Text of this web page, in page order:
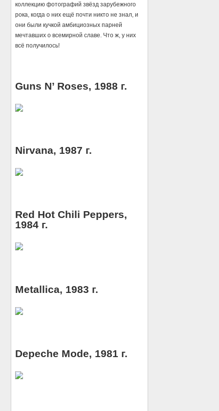
коллекцию фотографий звёзд зарубежного
рока, когда о них ещё почти никто не знал, и
они были кучкой амбициозных парней
мечтавших о всемирной славе. Что ж, у них
всё получилось!
Guns N’ Roses, 1988 г.
Nirvana, 1987 г.
Red Hot Chili Peppers,
1984 г.
Metallica, 1983 г.
Depeche Mode, 1981 г.